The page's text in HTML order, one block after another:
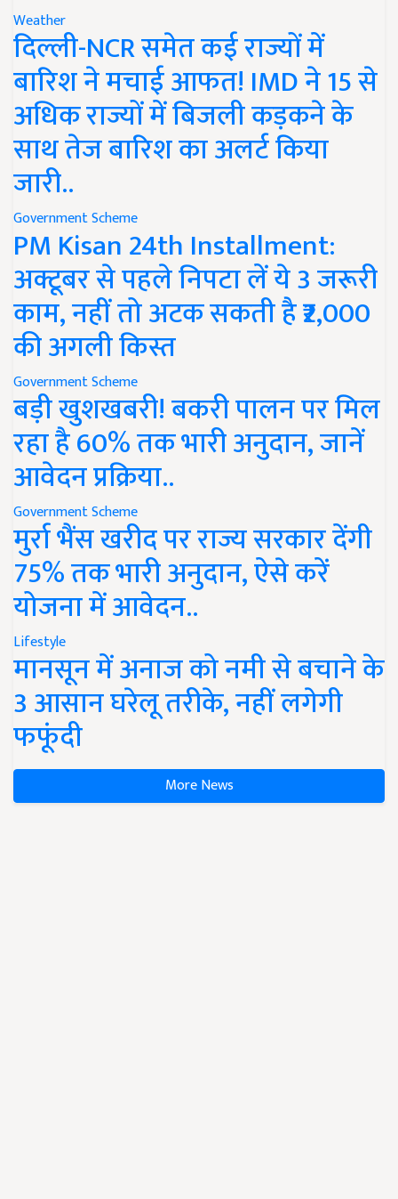
Weather
दिल्ली-NCR समेत कई राज्यों में
बारिश ने मचाई आफत! IMD ने 15 से
अधिक राज्यों में बिजली कड़कने के
साथ तेज बारिश का अलर्ट किया
जारी..
Government Scheme
PM Kisan 24th Installment:
अक्टूबर से पहले निपटा लें ये 3 जरूरी
काम, नहीं तो अटक सकती है ₹2,000
की अगली किस्त
Government Scheme
बड़ी खुशखबरी! बकरी पालन पर मिल
रहा है 60% तक भारी अनुदान, जानें
आवेदन प्रक्रिया..
Government Scheme
मुर्रा भैंस खरीद पर राज्य सरकार देंगी
75% तक भारी अनुदान, ऐसे करें
योजना में आवेदन..
Lifestyle
मानसून में अनाज को नमी से बचाने के
3 आसान घरेलू तरीके, नहीं लगेगी
फफूंदी
More News